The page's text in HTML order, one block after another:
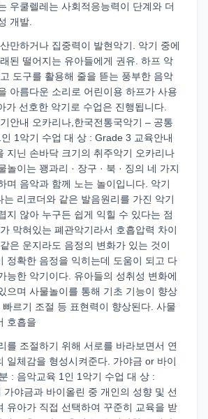
우쿨렐레는 사회적응능력이 단계와 더
개발.
만하거나 집중력이 발현악기. 악기 중에
된 떨어지는 유아들에게 권유. 하프 악
도구를 활용해 줄을 뜯는 풍부한 음악
아름다운 소리로 어린이용 하프가 사용
가 선호한 악기로 수업은 진행됩니다.
안내 오카리나,한국전통국악기 – 공통
1악기 수업 대 상 : Grade 3 교육안내
지닌 손바닥 크기의 취주악기 오카리나
놀이는 꽹과리 · 장구 · 북 · 징의 네 가지
며 음악과 함께 노는 놀이입니다. 악기
는 리코더와 같은 발음원리를 가진 악기
지 않아 누구든 쉽게 익힐 수 있다는 점
막혀있는 폐관악기라서 호흡압력 차이
은 운지라도 음정의 변화가 있는 것이
정확한 음정을 익히는데 도움이 되고 다
능한 악기이다. 유아들의 성취성 변화에
으며 사물놀이를 통해 기초 기능이 향상
르기 조절 등 표현력이 향상된다. 사물
호흡을
를 조절하기 위해 서로를 바라보면서 연
일체감을 형성시켜준다. 가야금 or 바이
: 음악교육 1인 1악기 수업 대 상 :
야금과 바이올린 중 개인의 성향 및 선
유아가 직접 선택하여 꾸준히 교육을 받